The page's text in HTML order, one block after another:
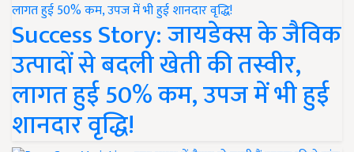
Success Story: जायडेक्स के जैविक
उत्पादों से बदली खेती की तस्वीर,
लागत हुई 50% कम, उपज में भी हुई
शानदार वृद्धि!